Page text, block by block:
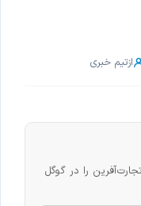
ازتیم خبری
را در گوگل